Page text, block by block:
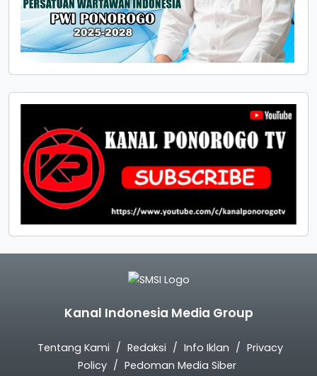
Kanal Indonesia Media Group
Tentang Kami Redaksi Info Iklan
Privacy
Policy
Pedoman Media Siber